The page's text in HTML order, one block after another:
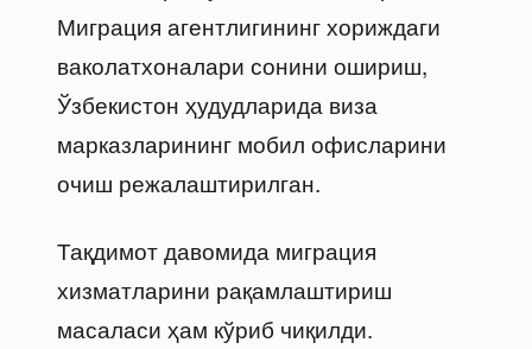
Миграция агентлигининг хориждаги
ваколатхоналари сонини ошириш,
Ўзбекистон ҳудудларида виза
марказларининг мобил офисларини
очиш режалаштирилган.
Тақдимот давомида миграция
хизматларини рақамлаштириш
масаласи ҳам кўриб чиқилди.